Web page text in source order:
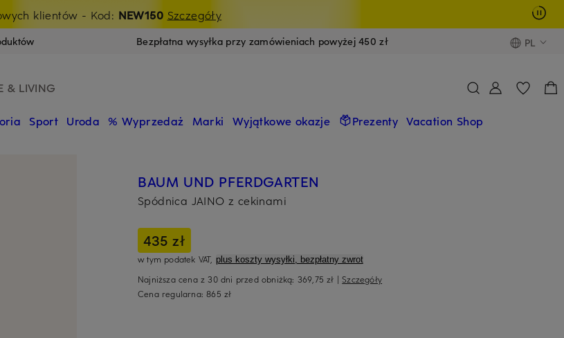
-15% na wyprzedaż LAST26
klientów - Kod: NEW150 Szczegóły
Bezpłatna wysyłka przy zamówieniach powyżej 450 zł PL
& LIVING
Sport Uroda % Wyprzedaż Marki Wyjątkowe okazje Prezenty Vacation Shop
BAUM UND PFERDGARTEN
Spódnica JAINO z cekinami
435 zł
w tym podatek VAT, plus koszty wysyłki, bezpłatny zwrot
Najniższa cena z 30 dni przed obniżką: 369,75 zł |Szczegóły
Cena regularna:865 zł